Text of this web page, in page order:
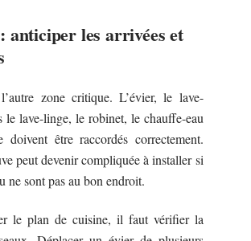
anticiper les arrivées et
zone critique. L’évier, le lave-
le lave-linge, le robinet, le chauffe-eau
doivent être raccordés correctement.
peut devenir compliquée à installer si
ne sont pas au bon endroit.
le plan de cuisine, il faut vérifier la